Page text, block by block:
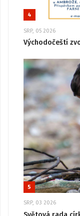
4
SRP, 05 2026
Východočeští
5
SRP, 03 2026